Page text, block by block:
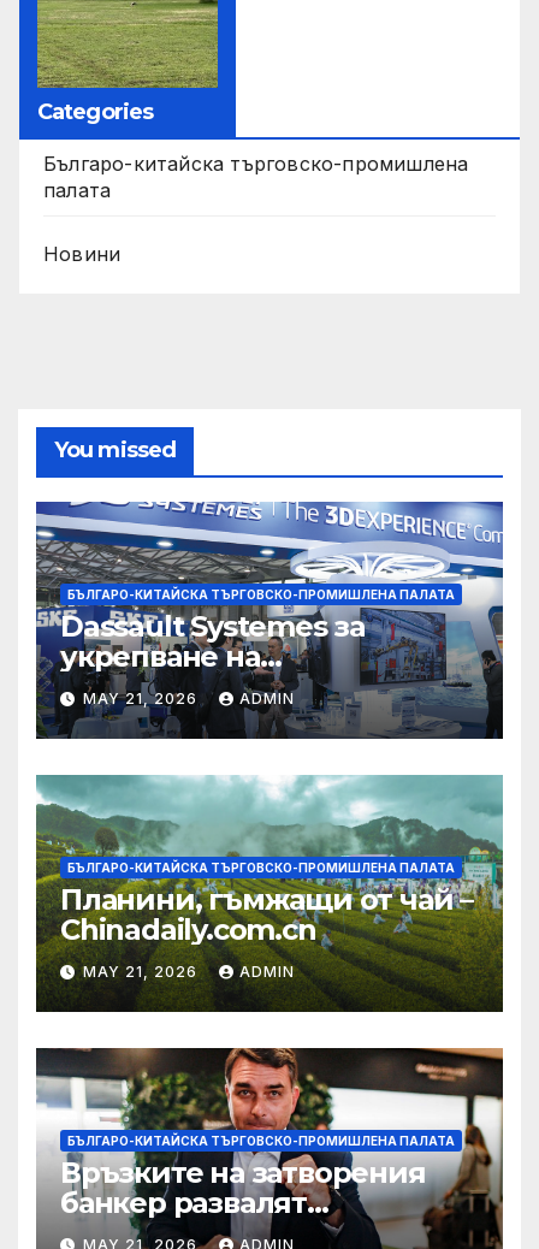
Categories
Българо-китайска търговско-промишлена
палата
Новини
You missed
БЪЛГАРО-КИТАЙСКА ТЪРГОВСКО-ПРОМИШЛЕНА ПАЛАТА
Dassault Systemes за
укрепване на
изграждането на AI
екосистема в Китай
MAY 21, 2026 ADMIN
БЪЛГАРО-КИТАЙСКА ТЪРГОВСКО-ПРОМИШЛЕНА ПАЛАТА
Планини, гъмжащи от чай –
Chinadaily.com.cn
MAY 21, 2026 ADMIN
БЪЛГАРО-КИТАЙСКА ТЪРГОВСКО-ПРОМИШЛЕНА ПАЛАТА
Връзките на затворения
банкер развалят
надеждите на Флавио
MAY 21, 2026 ADMIN